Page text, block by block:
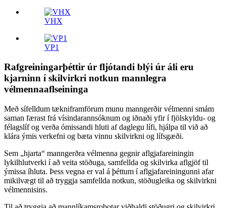
VHX
VP1
Rafgreiningarþéttir úr fljótandi blýi úr áli eru
kjarninn í skilvirkri notkun mannlegra
vélmennaaflseininga
Með sífelldum tækniframförum munu manngerðir vélmenni smám
saman færast frá vísindarannsóknum og iðnaði yfir í fjölskyldu- og
félagslíf og verða ómissandi hluti af daglegu lífi, hjálpa til við að
klára ýmis verkefni og bæta vinnu skilvirkni og lífsgæði.
Sem „hjarta“ manngerðra vélmenna gegnir aflgjafareiningin
lykilhlutverki í að veita stöðuga, samfellda og skilvirka aflgjöf til
ýmissa íhluta. Þess vegna er val á þéttum í aflgjafareiningunni afar
mikilvægt til að tryggja samfellda notkun, stöðugleika og skilvirkni
vélmennisins.